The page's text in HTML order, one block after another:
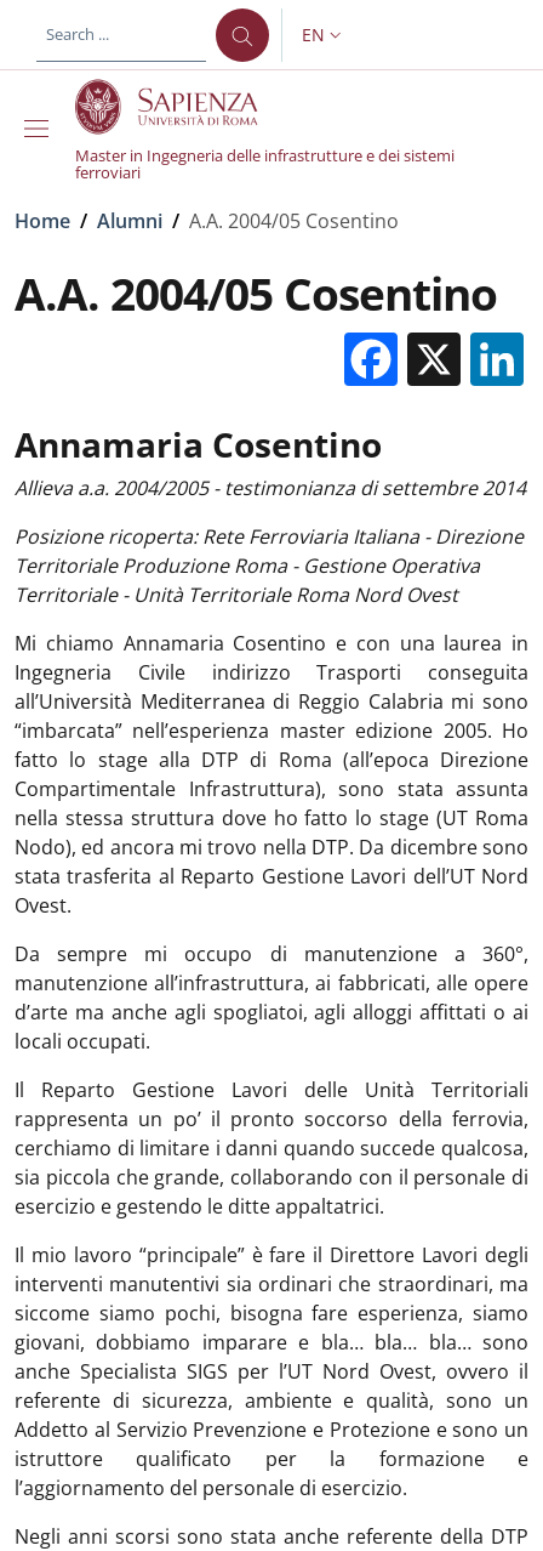
LANGUAGE SWITCHER:
EN
Master in Ingegneria delle infrastrutture e dei sistemi
ferroviari
Breadcrumb
Home / Alumni / A.A. 2004/05 Cosentino
A.A. 2004/05 Cosentino
X
Annamaria Cosentino
Allieva a.a. 2004/2005 - testimonianza di settembre 2014
Posizione ricoperta: Rete Ferroviaria Italiana - Direzione
Territoriale Produzione Roma - Gestione Operativa
Territoriale - Unità Territoriale Roma Nord Ovest
Mi chiamo Annamaria Cosentino e con una laurea in
Ingegneria Civile indirizzo Trasporti conseguita
all’Università Mediterranea di Reggio Calabria mi sono
“imbarcata” nell’esperienza master edizione 2005. Ho
fatto lo stage alla DTP di Roma (all’epoca Direzione
Compartimentale Infrastruttura), sono stata assunta
nella stessa struttura dove ho fatto lo stage (UT Roma
Nodo), ed ancora mi trovo nella DTP. Da dicembre sono
stata trasferita al Reparto Gestione Lavori dell’UT Nord
Ovest.
Da sempre mi occupo di manutenzione a 360°,
manutenzione all’infrastruttura, ai fabbricati, alle opere
d’arte ma anche agli spogliatoi, agli alloggi affittati o ai
locali occupati.
Il Reparto Gestione Lavori delle Unità Territoriali
rappresenta un po’ il pronto soccorso della ferrovia,
cerchiamo di limitare i danni quando succede qualcosa,
sia piccola che grande, collaborando con il personale di
esercizio e gestendo le ditte appaltatrici.
Il mio lavoro “principale” è fare il Direttore Lavori degli
interventi manutentivi sia ordinari che straordinari, ma
siccome siamo pochi, bisogna fare esperienza, siamo
giovani, dobbiamo imparare e bla… bla… bla… sono
anche Specialista SIGS per l’UT Nord Ovest, ovvero il
referente di sicurezza, ambiente e qualità, sono un
Addetto al Servizio Prevenzione e Protezione e sono un
istruttore qualificato per la formazione e
l’aggiornamento del personale di esercizio.
Negli anni scorsi sono stata anche referente della DTP